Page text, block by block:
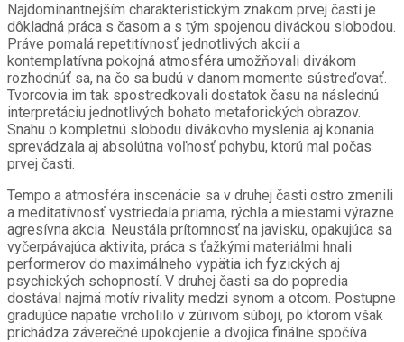
Najdominantnejším charakteristickým znakom prvej časti je
dôkladná práca s časom a s tým spojenou diváckou slobodou.
Práve pomalá repetitívnosť jednotlivých akcií a
kontemplatívna pokojná atmosféra umožňovali divákom
rozhodnúť sa, na čo sa budú v danom momente sústreďovať.
Tvorcovia im tak spostredkovali dostatok času na následnú
interpretáciu jednotlivých bohato metaforických obrazov.
Snahu o kompletnú slobodu divákovho myslenia aj konania
sprevádzala aj absolútna voľnosť pohybu, ktorú mal počas
prvej časti.
Tempo a atmosféra inscenácie sa v druhej časti ostro zmenili
a meditatívnosť vystriedala priama, rýchla a miestami výrazne
agresívna akcia. Neustála prítomnosť na javisku, opakujúca sa
vyčerpávajúca aktivita, práca s ťažkými materiálmi hnali
performerov do maximálneho vypätia ich fyzických aj
psychických schopností. V druhej časti sa do popredia
dostával najmä motív rivality medzi synom a otcom. Postupne
gradujúce napätie vrcholilo v zúrivom súboji, po ktorom však
prichádza záverečné upokojenie a dvojica finálne spočíva